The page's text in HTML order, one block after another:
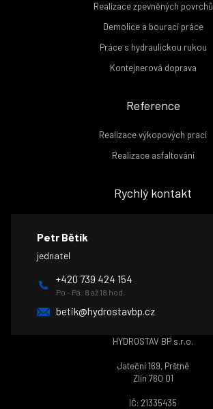
Realizace zpevněných povrchů
Demolice a bourací práce
Práce s hydraulickou rukou
Kontejnerová doprava
Reference
Realizace výkopových prací
Realizace asfaltování
Rychlý kontakt
Petr Bětík
jednatel
+420 739 424 154
Po - Pá: 8 až 18 hod.
betik@hydrostavbp.cz
HYDROSTAV BP s.r.o.
Jateční 169, Prštné
Zlín 760 01
IČ: 21335435